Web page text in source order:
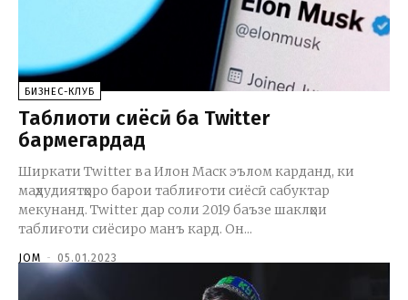
БИЗНЕС-КЛУБ
Таблиғоти сиёсӣ ба Twitter
бармегардад
Ширкати Twitter ва Илон Маск эълом карданд, ки
маҳдудиятҳоро барои таблиғоти сиёсӣ сабуктар
мекунанд. Twitter дар соли 2019 баъзе шаклҳои
таблиғоти сиёсиро манъ кард. Он...
JOM - 05.01.2023